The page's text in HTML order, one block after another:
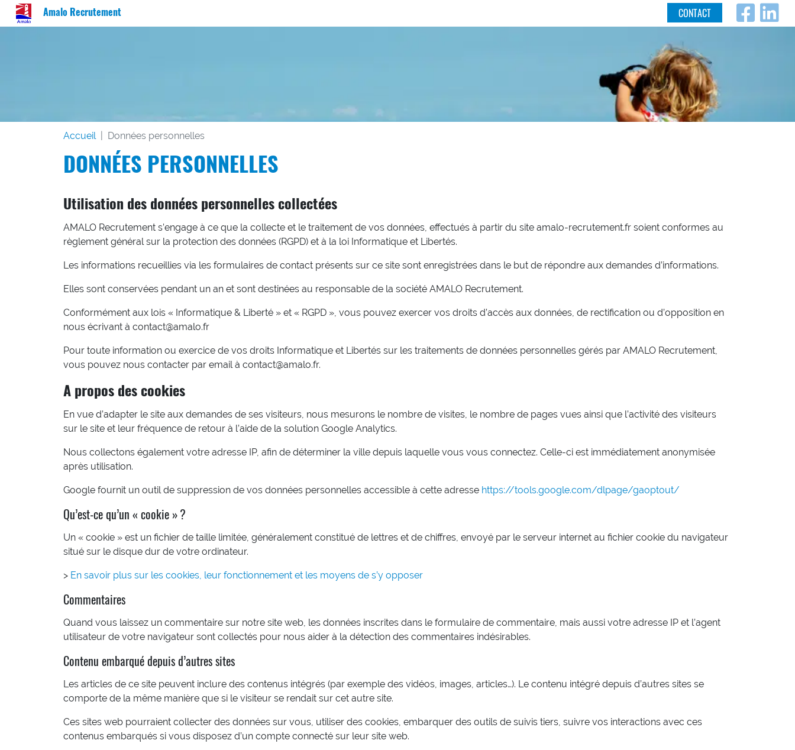
Amalo Recrutement CONTACT
Accueil Données personnelles
DONNÉES PERSONNELLES
Utilisation des données personnelles collectées
AMALO Recrutement s’engage à ce que la collecte et le traitement de vos données, effectués à partir du site amalo-recrutement.fr soient conformes au
règlement général sur la protection des données (RGPD) et à la loi Informatique et Libertés.
Les informations recueillies via les formulaires de contact présents sur ce site sont enregistrées dans le but de répondre aux demandes d’informations.
Elles sont conservées pendant un an et sont destinées au responsable de la société AMALO Recrutement.
Conformément aux lois « Informatique & Liberté » et « RGPD », vous pouvez exercer vos droits d’accès aux données, de rectification ou d’opposition en
nous écrivant à contact@amalo.fr
Pour toute information ou exercice de vos droits Informatique et Libertés sur les traitements de données personnelles gérés par AMALO Recrutement,
vous pouvez nous contacter par email à contact@amalo.fr.
A propos des cookies
En vue d’adapter le site aux demandes de ses visiteurs, nous mesurons le nombre de visites, le nombre de pages vues ainsi que l’activité des visiteurs
sur le site et leur fréquence de retour à l’aide de la solution Google Analytics.
Nous collectons également votre adresse IP, afin de déterminer la ville depuis laquelle vous vous connectez. Celle-ci est immédiatement anonymisée
après utilisation.
Google fournit un outil de suppression de vos données personnelles accessible à cette adresse https://tools.google.com/dlpage/gaoptout/
Qu’est-ce qu’un « cookie » ?
Un « cookie » est un fichier de taille limitée, généralement constitué de lettres et de chiffres, envoyé par le serveur internet au fichier cookie du navigateur
situé sur le disque dur de votre ordinateur.
> En savoir plus sur les cookies, leur fonctionnement et les moyens de s’y opposer
Commentaires
Quand vous laissez un commentaire sur notre site web, les données inscrites dans le formulaire de commentaire, mais aussi votre adresse IP et l’agent
utilisateur de votre navigateur sont collectés pour nous aider à la détection des commentaires indésirables.
Contenu embarqué depuis d’autres sites
Les articles de ce site peuvent inclure des contenus intégrés (par exemple des vidéos, images, articles…). Le contenu intégré depuis d’autres sites se
comporte de la même manière que si le visiteur se rendait sur cet autre site.
Ces sites web pourraient collecter des données sur vous, utiliser des cookies, embarquer des outils de suivis tiers, suivre vos interactions avec ces
contenus embarqués si vous disposez d’un compte connecté sur leur site web.